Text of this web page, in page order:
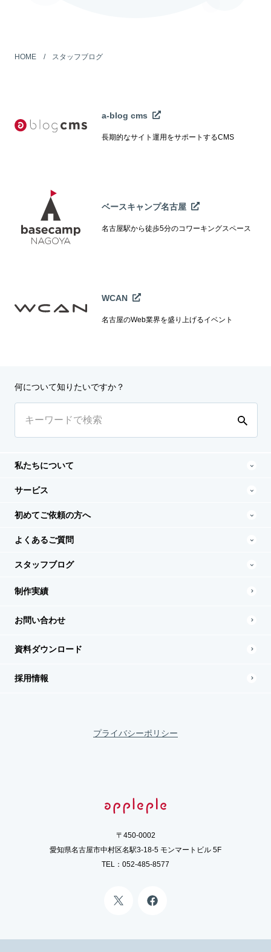
HOME スタッフブログ
a-blog cms
長期的なサイト運用をサポートするCMS
ベースキャンプ名古屋
名古屋駅から徒歩5分のコワーキングスペース
WCAN
名古屋のWeb業界を盛り上げるイベント
何について知りたいですか？
私たちについて
サービス
初めてご依頼の方へ
よくあるご質問
スタッフブログ
制作実績
お問い合わせ
資料ダウンロード
採用情報
プライバシーポリシー
〒450-0002
愛知県名古屋市中村区名駅3-18-5 モンマートビル 5F
TEL： 052-485-8577